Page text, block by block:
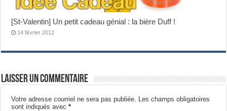
[St-Valentin] Un petit cadeau génial : la bière Duff !
14 février 2012
Laisser un commentaire
Votre adresse courriel ne sera pas publiée. Les champs obligatoires
sont indiqués avec*